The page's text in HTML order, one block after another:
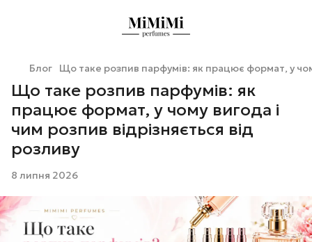
Блог Що таке розпив парфумів: як працює формат, у
Що таке розпив парфумів: як
працює формат, у чому вигода і
чим розпив відрізняється від
розливу
8 липня 2026